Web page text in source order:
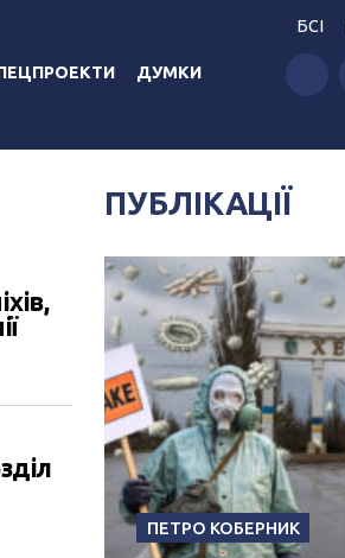
ДУМКИ
БСІ
ПУБЛІКАЦІЇ
ПЕТРО КОБЕРНИК